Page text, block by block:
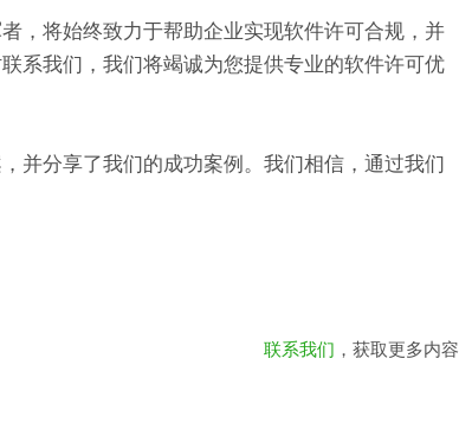
，将始终致力于帮助企业实现软件许可合规，并
系我们，我们将竭诚为您提供专业的软件许可优
并分享了我们的成功案例。我们相信，通过我们
联系我们 ，获取更多内容